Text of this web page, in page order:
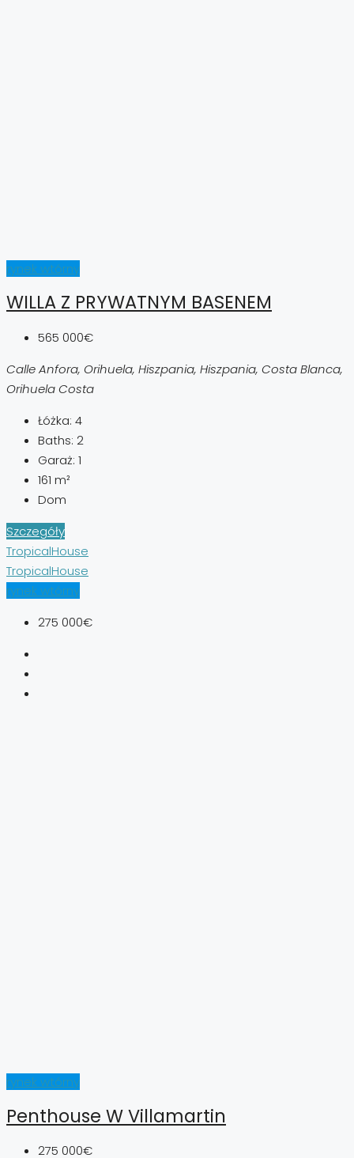
rynek wtórny
WILLA Z PRYWATNYM BASENEM
565 000€
Calle Anfora, Orihuela, Hiszpania, Hiszpania, Costa Blanca,
Orihuela Costa
Łóżka: 4
Baths: 2
Garaż: 1
161 m²
Dom
Szczegóły
TropicalHouse
TropicalHouse
rynek wtórny
275 000€
rynek wtórny
Penthouse W Villamartin
275 000€